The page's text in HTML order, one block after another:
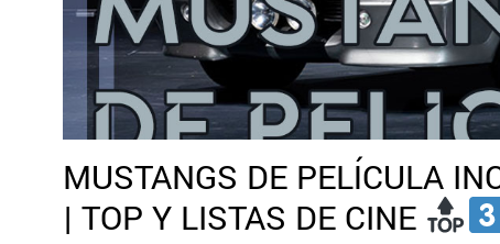
MUSTANGS DE PELÍCULA
| TOP Y LISTAS DE CINE